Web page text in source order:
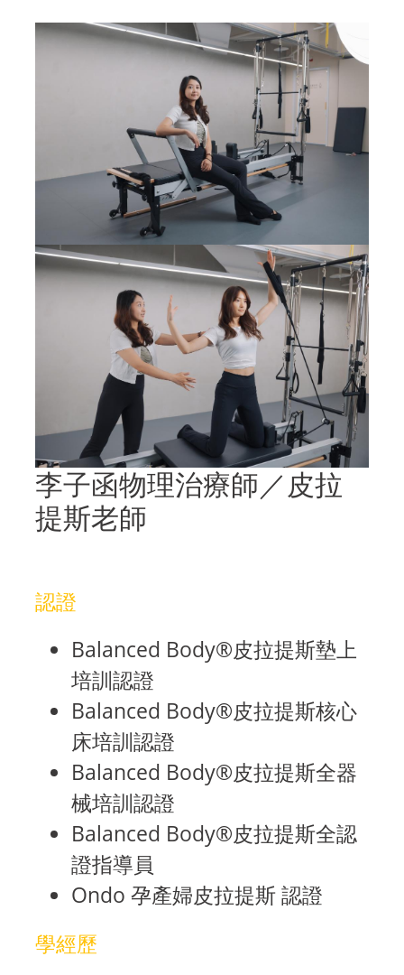
李子函物理治療師／皮拉
提斯老師
認證
Balanced Body®皮拉提斯墊上
培訓認證
Balanced Body®皮拉提斯核心
床培訓認證
Balanced Body®皮拉提斯全器
械培訓認證
Balanced Body®皮拉提斯全認
證指導員
Ondo 孕產婦皮拉提斯 認證
學經歷